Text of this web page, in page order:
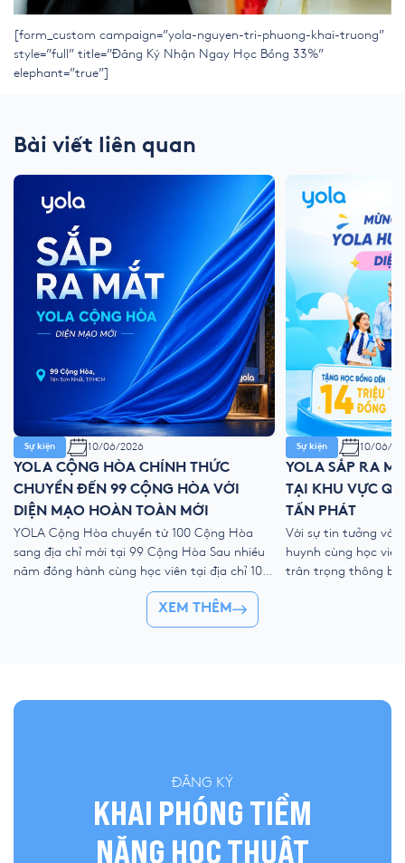
[form_custom campaign=”yola-nguyen-tri-phuong-khai-truong”
style=”full” title=”Đăng Ký Nhận Ngay Học Bổng 33%”
elephant=”true”]
Bài viết liên quan
Sự kiện 10/06/2026
YOLA CỘNG HÒA CHÍNH THỨC
CHUYỂN ĐẾN 99 CỘNG HÒA VỚI
DIỆN MẠO HOÀN TOÀN MỚI
YOLA Cộng Hòa chuyển từ 100 Cộng Hòa
sang địa chỉ mới tại 99 Cộng Hòa Sau nhiều
năm đồng hành cùng học viên tại địa chỉ 100
Cộng Hòa, phường Tân Sơn Nhất, TP.HCM,
YOLA Cộng Hòa chính thức chuyển sang
“ngôi nhà mới” tại: 📍 99 Cộng Hòa, phường
Sự kiện 10/06/
YOLA SẮP RA
TẠI KHU VỰC
TẤN PHÁT
Với sự tin tưởng và
huynh cùng học
trân trọng thông
XEM THÊM
ĐĂNG KÝ
KHAI PHÓNG TIỀM
NĂNG HỌC THUẬT